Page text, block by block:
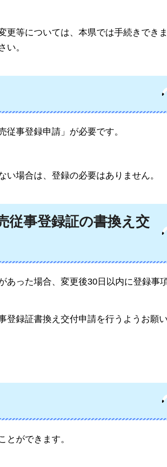
更等については、本県では手続きでき
い。
事登録申請」が必要です。
場合は、登録の必要はありません。
従事登録証の書換え交
あった場合、変更後30日以内に登録事
登録証書換え交付申請を行うようお願
とができます。